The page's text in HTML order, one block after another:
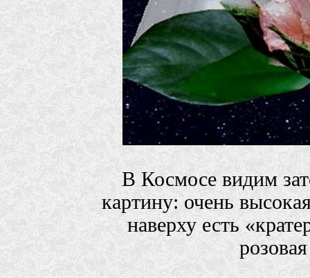
В Космосе видим
картину: очень
наверху есть